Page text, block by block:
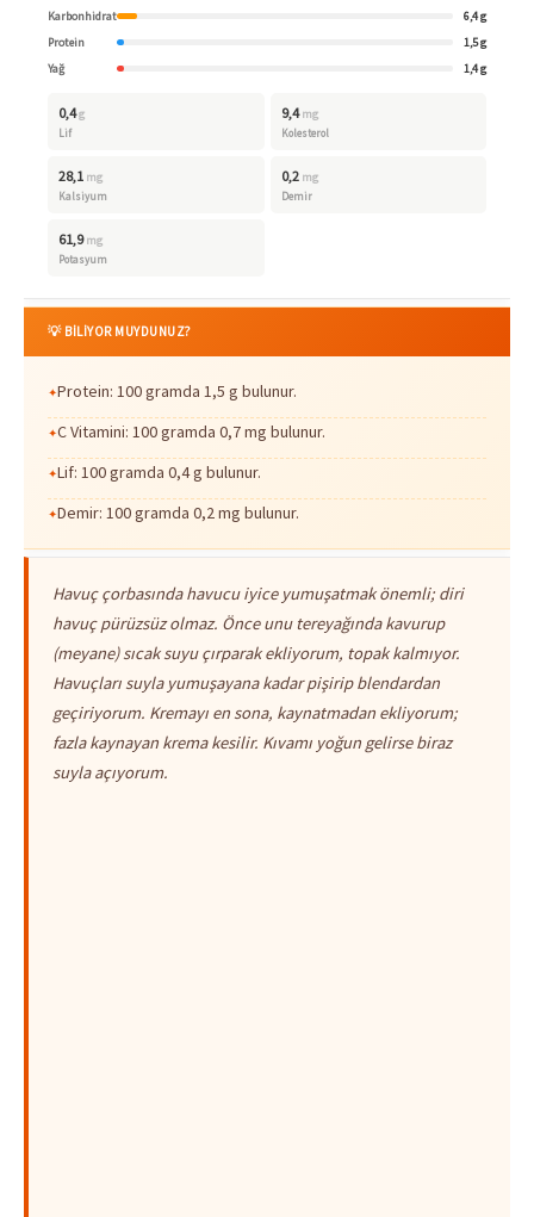
Karbonhidrat
6,4 g
Protein
1,5 g
Yağ
1,4 g
0,4g
Lif
9,4 mg
Kolesterol
28,1 mg
Kalsiyum
0,2 mg
Demir
61,9 mg
Potasyum
💡 BİLİYOR MUYDUNUZ?
Protein: 100 gramda 1,5 g bulunur.
C Vitamini: 100 gramda 0,7 mg bulunur.
Lif: 100 gramda 0,4 g bulunur.
Demir: 100 gramda 0,2 mg bulunur.
Havuç çorbasında havucu iyice yumuşatmak önemli; diri
havuç pürüzsüz olmaz. Önce unu tereyağında kavurup
(meyane) sıcak suyu çırparak ekliyorum, topak kalmıyor.
Havuçları suyla yumuşayana kadar pişirip blendardan
geçiriyorum. Kremayı en sona, kaynatmadan ekliyorum;
fazla kaynayan krema kesilir. Kıvamı yoğun gelirse biraz
suyla açıyorum.